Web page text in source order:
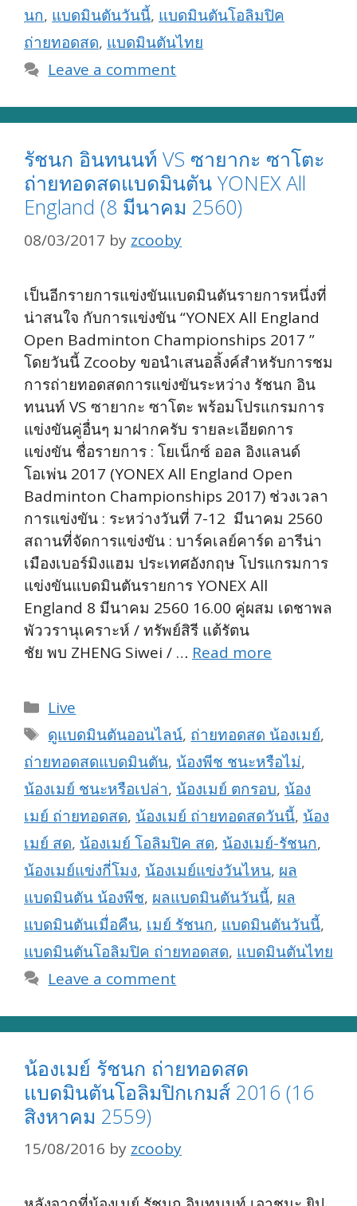
นก, แบดมินตันวันนี้, แบดมินตันโอลิมปิค
ถ่ายทอดสด, แบดมินตันไทย
Leave a comment
รัชนก อินทนนท์ VS ซายากะ ซาโตะ
ถ่ายทอดสดแบดมินตัน YONEX All
England (8 มีนาคม 2560)
08/03/2017 by zcooby
เป็นอีกรายการแข่งขันแบดมินตันรายการหนึ่งที่
น่าสนใจ กับการแข่งขัน “YONEX All England
Open Badminton Championships 2017 ”
โดยวันนี้ Zcooby ขอนำเสนอลิ้งค์สำหรับการชม
การถ่ายทอดสดการแข่งขันระหว่าง รัชนก อิน
ทนนท์ VS ซายากะ ซาโตะ พร้อมโปรแกรมการ
แข่งขันคู่อื่นๆ มาฝากครับ รายละเอียดการ
แข่งขัน ชื่อรายการ : โยเน็กซ์ ออล อิงแลนด์
โอเพ่น 2017 (YONEX All England Open
Badminton Championships 2017) ช่วงเวลา
การแข่งขัน : ระหว่างวันที่ 7-12 มีนาคม 2560
สถานที่จัดการแข่งขัน : บาร์คเลย์คาร์ด อารีน่า
เมืองเบอร์มิงแฮม ประเทศอังกฤษ โปรแกรมการ
แข่งขันแบดมินตันรายการ YONEX All
England 8 มีนาคม 2560 16.00 คู่ผสม เดชาพล
พัววรานุเคราะห์ / ทรัพย์สิรี แต้รัตน
ชัย พบ ZHENG Siwei / … Read more
Categories
Live
Tags
ดูแบดมินตันออนไลน์, ถ่ายทอดสด น้องเมย์,
ถ่ายทอดสดแบดมินตัน, น้องพีช ชนะหรือไม่,
น้องเมย์ ชนะหรือเปล่า, น้องเมย์ ตกรอบ, น้อง
เมย์ ถ่ายทอดสด, น้องเมย์ ถ่ายทอดสดวันนี้, น้อง
เมย์ สด, น้องเมย์ โอลิมปิค สด, น้องเมย์-รัชนก,
น้องเมย์แข่งกี่โมง, น้องเมย์แข่งวันไหน, ผล
แบดมินตัน น้องพีช, ผลแบดมินตันวันนี้, ผล
แบดมินตันเมื่อคืน, เมย์ รัชนก, แบดมินตันวันนี้,
แบดมินตันโอลิมปิค ถ่ายทอดสด, แบดมินตันไทย
Leave a comment
น้องเมย์ รัชนก ถ่ายทอดสด
แบดมินตันโอลิมปิกเกมส์ 2016 (16
สิงหาคม 2559)
15/08/2016 by zcooby